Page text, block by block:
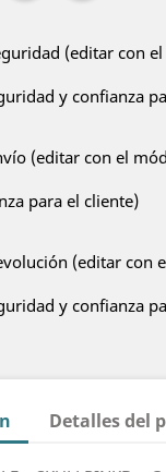
(editar con
y confianza
(editar con el
para el cliente)
(editar con
y confianza
Detalles del